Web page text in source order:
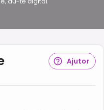
Ajutor